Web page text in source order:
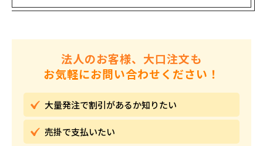
法人のお客様、大口注文も
お気軽にお問い合わせください！
大量発注で割引があるか知りたい
売掛で支払いたい